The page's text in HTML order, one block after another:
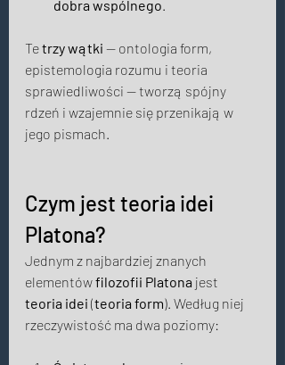
dobra wspólnego
Te trzy wątki — ontologia form,
epistemologia rozumu i teoria
sprawiedliwości — tworzą spójny
rdzeń i wzajemnie się przenikają w
jego pismach.
Czym jest teoria idei
Platona?
Jednym z najbardziej znanych
elementów filozofii Platona jest
teoria idei (teoria form). Według niej
rzeczywistość ma dwa poziomy: